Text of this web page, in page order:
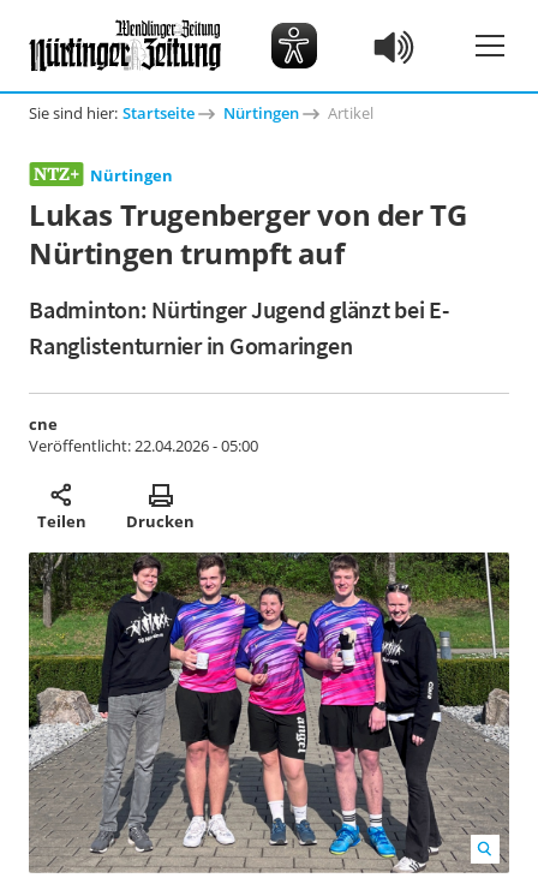
Sie sind hier: Startseite Nürtingen Artikel
Nürtingen
Lukas Trugenberger von der TG
Nürtingen trumpft auf
Badminton: Nürtinger Jugend glänzt bei E-
Ranglistenturnier in Gomaringen
cne
Veröffentlicht:22.04.2026 - 05:00
Teilen Drucken